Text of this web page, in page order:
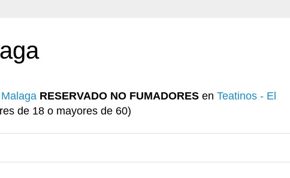
RESERVADO NO FUMADORES en Teatinos - El
de 18 o mayores de 60)